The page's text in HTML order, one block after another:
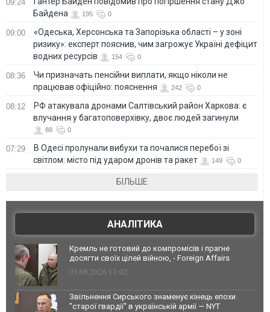
09:24
Байдена
195 0
09:00
«Одеська, Херсонська та Запорізька області – у зоні
ризику»: експерт пояснив, чим загрожує Україні дефіцит
водних ресурсів
154 0
08:36
Чи призначать пенсійни виплати, якщо ніколи не
працював офіційно: пояснення
242 0
08:12
РФ атакувала дронами Салтівський район Харкова: є
влучання у багатоповерхівку, двоє людей загинули
88 0
07:29
В Одесі пролунали вибухи та почалися перебої зі
світлом: місто під ударом дронів та ракет
149 0
БІЛЬШЕ
АНАЛІТИКА
Кремль не готовий до компромісів і прагне
досягти своїх цілей війною, - Foreign Affairs
03.08.2026 13:02
Звільнення Сирського знаменує кінець епохи
"старої гвардії" в українській армії — NYT